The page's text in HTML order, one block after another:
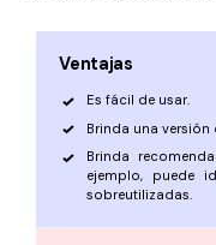
Ventajas
Es fácil de usar.
Brinda una
Brinda
ejemplo, puede
sobreutilizadas.